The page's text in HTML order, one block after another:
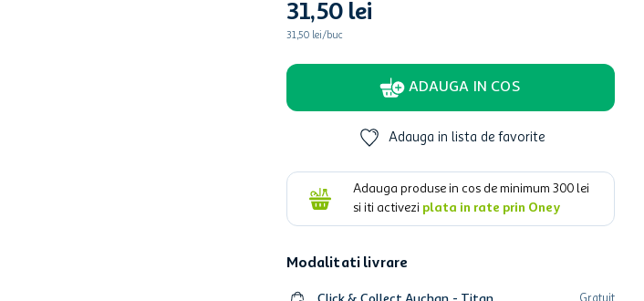
31,50 lei
31,50 lei/buc
ADAUGA IN COS
Adauga in lista de favorite
Adauga produse in cos de minimum 300 lei
si iti activezi plata in rate prin Oney
Modalitati livrare